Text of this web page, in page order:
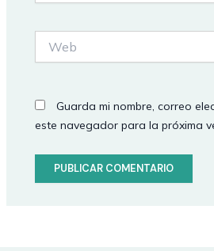
Guarda mi nombre, correo
este navegador para la próxima